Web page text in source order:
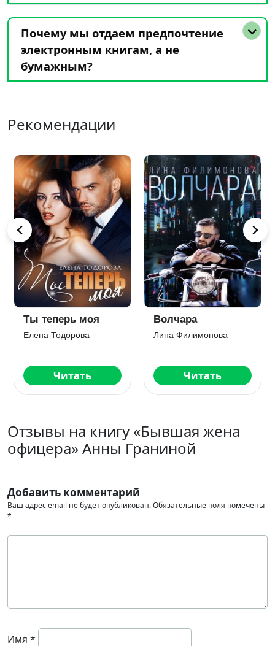
Почему мы отдаем предпочтение
электронным книгам, а не
бумажным?
Рекомендации
Ты теперь моя
Елена Тодорова
Читать
Волчара
Лина Филимонова
Читать
Отзывы на книгу «Бывшая жена
офицера» Анны Граниной
Добавить комментарий
Ваш адрес email не будет опубликован.Обязательные поля помечены
*
Имя *